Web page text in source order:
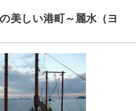
美しい港町～麗水（ヨ